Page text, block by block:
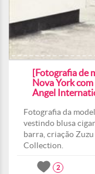
[Fotografia de
Nova York
Angel
Fotografia da
vestindo blusa
barra, criação
Collection.
2